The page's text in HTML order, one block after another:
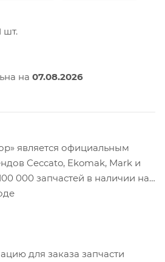
шт.
на 07.08.2026
является официальным
Ceccato, Ekomak, Mark и
000 запчастей в наличии на
для заказа запчасти